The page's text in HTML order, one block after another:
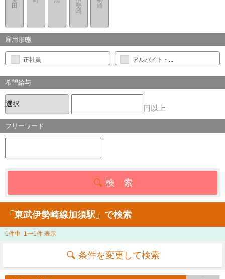
田
勢
崎
崎
雇用形態
正社員 アルバイト・...
希望給与
円以上
フリーワード
検 索
「東武伊勢崎線加須駅」で検索
1件中 1〜1件 表示
条件を変更して検索